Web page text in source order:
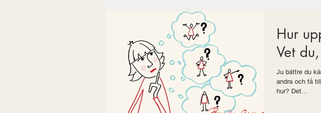
Hur
Vet
Ju bättre du
andra och få
hur? Det...